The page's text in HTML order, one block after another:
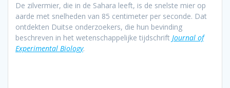
De zilvermier, die in de Sahara leeft, is de snelste mier op
aarde met snelheden van 85 centimeter per seconde. Dat
ontdekten Duitse onderzoekers, die hun bevinding
beschreven in het wetenschappelijke tijdschrift Journal of
Experimental Biology.